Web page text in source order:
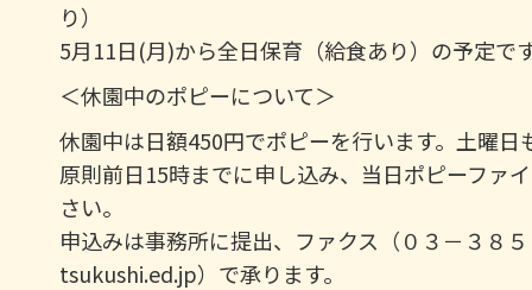
り）
5月11日(月)から全日保育（給食あり）の予定で
＜休園中のポピーについて＞
休園中は日額450円でポピーを行います。土曜日
原則前日15時までに申し込み、当日ポピーファ
さい。
申込みは事務所に提出、ファクス（０３－３８
tsukushi.ed.jp）で承ります。